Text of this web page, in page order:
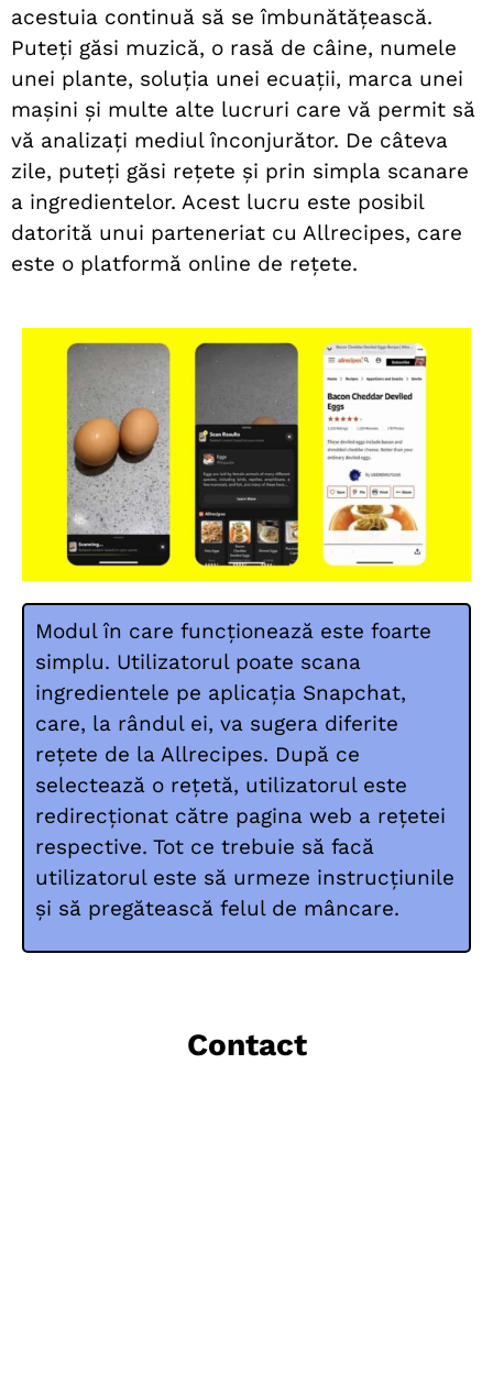
acestuia continuă să se îmbunătățească.
Puteți găsi muzică, o rasă de câine, numele
unei plante, soluția unei ecuații, marca unei
mașini și multe alte lucruri care vă permit să
vă analizați mediul înconjurător. De câteva
zile, puteți găsi rețete și prin simpla scanare
a ingredientelor. Acest lucru este posibil
datorită unui parteneriat cu Allrecipes, care
este o platformă online de rețete.
Modul în care funcționează este foarte
simplu. Utilizatorul poate scana
ingredientele pe aplicația Snapchat,
care, la rândul ei, va sugera diferite
rețete de la Allrecipes. După ce
selectează o rețetă, utilizatorul este
redirecționat către pagina web a rețetei
respective. Tot ce trebuie să facă
utilizatorul este să urmeze instrucțiunile
și să pregătească felul de mâncare.
Contact